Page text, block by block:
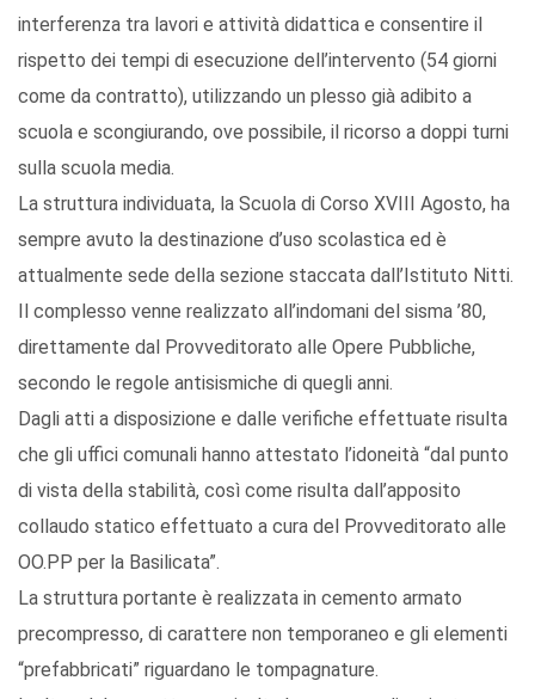
interferenza tra lavori e attività didattica e consentire il
rispetto dei tempi di esecuzione dell’intervento (54 giorni
come da contratto), utilizzando un plesso già adibito a
scuola e scongiurando, ove possibile, il ricorso a doppi turni
sulla scuola media.
La struttura individuata, la Scuola di Corso XVIII Agosto, ha
sempre avuto la destinazione d’uso scolastica ed è
attualmente sede della sezione staccata dall’Istituto Nitti.
Il complesso venne realizzato all’indomani del sisma ’80,
direttamente dal Provveditorato alle Opere Pubbliche,
secondo le regole antisismiche di quegli anni.
Dagli atti a disposizione e dalle verifiche effettuate risulta
che gli uffici comunali hanno attestato l’idoneità “dal punto
di vista della stabilità, così come risulta dall’apposito
collaudo statico effettuato a cura del Provveditorato alle
OO.PP per la Basilicata”.
La struttura portante è realizzata in cemento armato
precompresso, di carattere non temporaneo e gli elementi
“prefabbricati” riguardano le tompagnature.